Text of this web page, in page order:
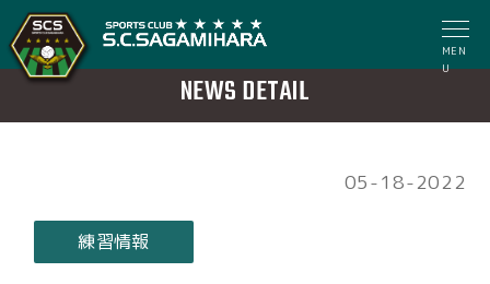
MEN
U
NEWS DETAIL
05-18-2022
練習情報